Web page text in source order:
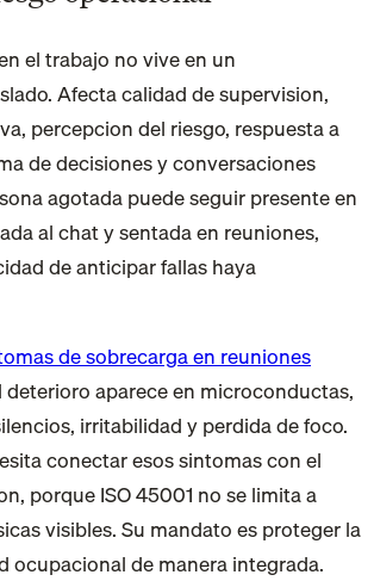
el trabajo no vive en un
Afecta calidad de supervision,
percepcion del riesgo, respuesta a
de decisiones y conversaciones
agotada puede seguir presente en
al chat y sentada en reuniones,
de anticipar fallas haya
de sobrecarga en reuniones
aparece en microconductas,
irritabilidad y perdida de foco.
conectar esos sintomas con el
porque ISO 45001 no se limita a
visibles. Su mandato es proteger la
ocupacional de manera integrada.